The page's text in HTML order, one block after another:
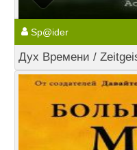
Sp@ider
Дух Времени /